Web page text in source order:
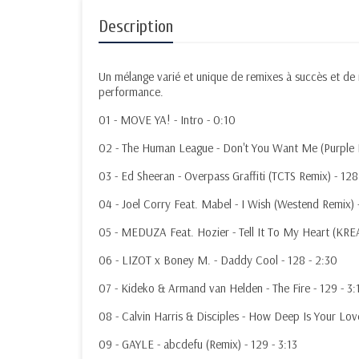
Description
Un mélange varié et unique de remixes à succès et
performance.
01 - MOVE YA! - Intro - 0:10
02 - The Human League - Don't You Want Me
03 - Ed Sheeran - Overpass Graffiti (TCTS Remix) -
04 - Joel Corry Feat. Mabel - I Wish (Westend
05 - MEDUZA Feat. Hozier - Tell It To My Heart
06 - LIZOT x Boney M. - Daddy Cool - 128 - 2:30
07 - Kideko & Armand van Helden - The Fire - 129 -
08 - Calvin Harris & Disciples - How Deep Is Your
09 - GAYLE - abcdefu (Remix) - 129 - 3:13